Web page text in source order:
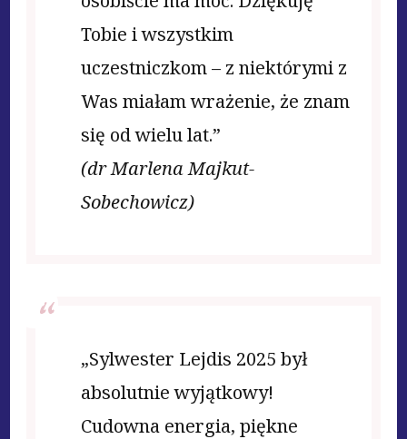
Tobie i wszystkim
uczestniczkom – z niektórymi z
Was miałam wrażenie, że znam
się od wielu lat.”
(dr Marlena Majkut-
Sobechowicz)
„Sylwester Lejdis 2025 był
absolutnie wyjątkowy!
Cudowna energia, piękne